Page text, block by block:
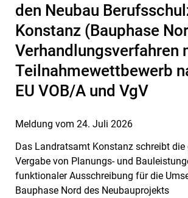
Meldung vom 24. Juli 2026
den Neubau
Konstanz (Bauphase
Verhandlungsverfahren
Teilnahmewettbewerb
EU VOB/A und VgV
Das Landratsamt Konstanz schreibt
Vergabe von Planungs- und
funktionaler Ausschreibung für die
Bauphase Nord des Neubauprojekts